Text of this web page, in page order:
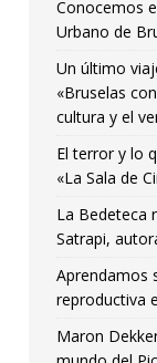
Conocemos
Urbano de
Un último
«Bruselas
cultura y el
El terror y lo
«La Sala de
La Bedeteca
Satrapi,
Aprendamos
reproductiva
Maron